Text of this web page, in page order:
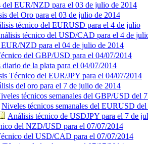
del EUR/NZD para el 03 de julio de 2014
del Oro para el 03 de julio de 2014
técnico del EURUSD para el 4 de julio
técnico del USD/CAD para el 4 de
NZD para el 04 de julio de 2014
del GBP/USD para el 04/07/2014
diario de la plata para el 04/07/2014
Técnico del EUR/JPY para el 04/07/2014
del oro para el 7 de julio de 2014
técnicos semanales del GBP/USD del
Niveles técnicos semanales del EURUSD del
Análisis técnico de USDJPY para el 7 de
del NZD/USD para el 07/07/2014
del USD/CAD para el 07/07/2014